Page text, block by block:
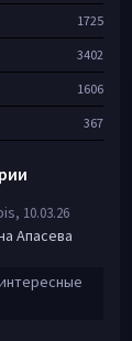
1725
3402
1606
367
, 10.03.26
Апасева